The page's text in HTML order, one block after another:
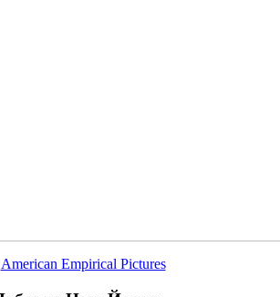
American Empirical Pictures